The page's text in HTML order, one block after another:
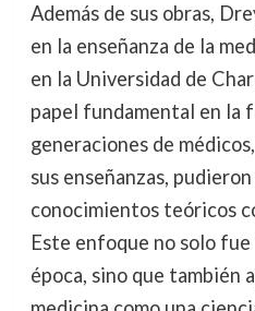
Además de sus obras,
en la enseñanza de la
en la Universidad de
papel fundamental en la
generaciones de
sus enseñanzas,
conocimientos teóricos
Este enfoque no solo
época, sino que también